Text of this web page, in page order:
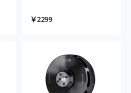
￥2299